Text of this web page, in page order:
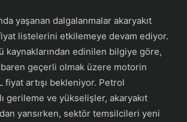
yaşanan dalgalanmalar akaryakıt
listelerini etkilemeye devam ediyor.
kaynaklarından edinilen bilgiye göre,
geçerli olmak üzere motorin
fiyat artışı bekleniyor. Petrol
gerileme ve yükselişler, akaryakıt
yansırken, sektör temsilcileri yeni